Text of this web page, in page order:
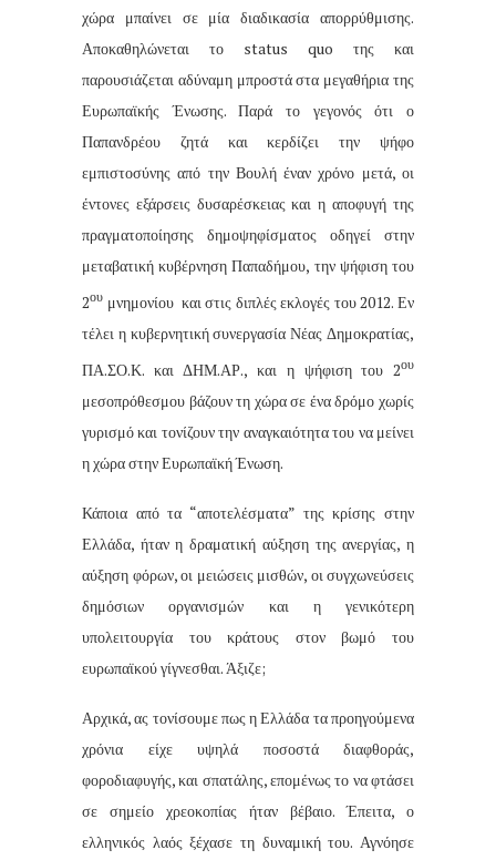
χώρα μπαίνει σε μία διαδικασία απορρύθμισης.
Αποκαθηλώνεται το status quo της και
παρουσιάζεται αδύναμη μπροστά στα μεγαθήρια της
Ευρωπαϊκής Ένωσης. Παρά το γεγονός ότι ο
Παπανδρέου ζητά και κερδίζει την ψήφο
εμπιστοσύνης από την Βουλή έναν χρόνο μετά, οι
έντονες εξάρσεις δυσαρέσκειας και η αποφυγή της
πραγματοποίησης δημοψηφίσματος οδηγεί στην
μεταβατική κυβέρνηση Παπαδήμου, την ψήφιση του
2ου μνημονίου και στις διπλές εκλογές του 2012. Εν
τέλει η κυβερνητική συνεργασία Νέας Δημοκρατίας,
ΠΑ.ΣΟ.Κ. και ΔΗΜ.ΑΡ., και η ψήφιση του 2ου
μεσοπρόθεσμου βάζουν τη χώρα σε ένα δρόμο χωρίς
γυρισμό και τονίζουν την αναγκαιότητα του να μείνει
η χώρα στην Ευρωπαϊκή Ένωση.
Κάποια από τα “αποτελέσματα” της κρίσης στην
Ελλάδα, ήταν η δραματική αύξηση της ανεργίας, η
αύξηση φόρων, οι μειώσεις μισθών, οι συγχωνεύσεις
δημόσιων οργανισμών και η γενικότερη
υπολειτουργία του κράτους στον βωμό του
ευρωπαϊκού γίγνεσθαι. Άξιζε;
Αρχικά, ας τονίσουμε πως η Ελλάδα τα προηγούμενα
χρόνια είχε υψηλά ποσοστά διαφθοράς,
φοροδιαφυγής, και σπατάλης, επομένως το να φτάσει
σε σημείο χρεοκοπίας ήταν βέβαιο. Έπειτα, ο
ελληνικός λαός ξέχασε τη δυναμική του. Αγνόησε